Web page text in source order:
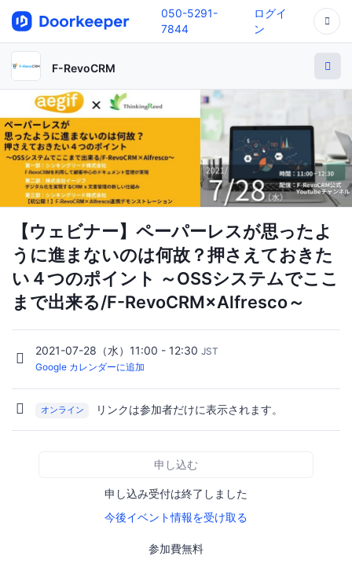
050-5291-
7844
ログイ
ン
F-RevoCRM
【ウェビナー】ペーパーレスが思ったよ
うに進まないのは何故？押さえておきた
い４つのポイント ～OSSシステムでここ
まで出来る/F-RevoCRM×Alfresco～
2021-07-28（水）11:00 - 12:30 JST
Google カレンダーに追加
オンライン リンクは参加者だけに表示されます。
申し込む
申し込み受付は終了しました
今後イベント情報を受け取る
参加費無料